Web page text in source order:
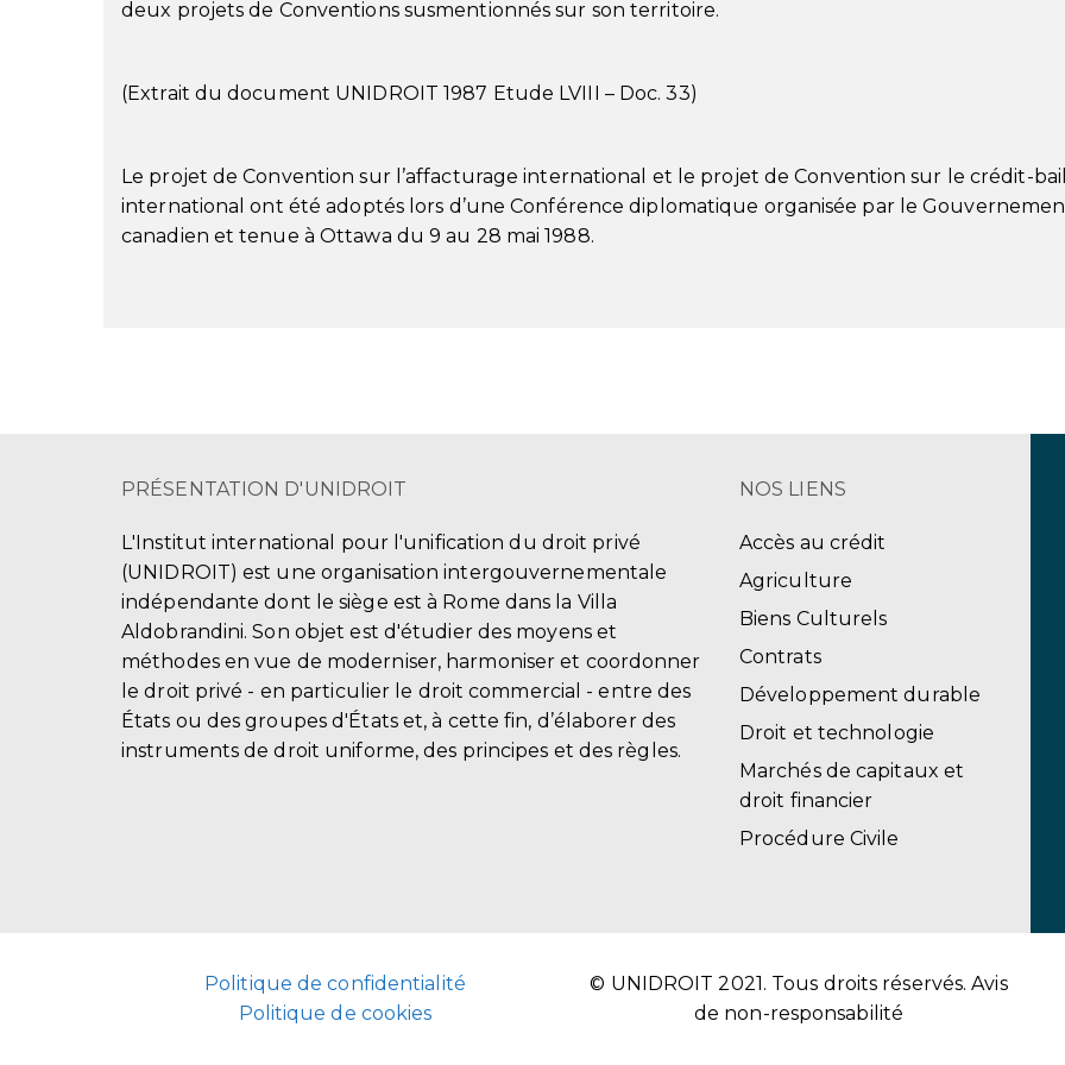
deux projets de Conventions susmentionnés sur son territoire.
(Extrait du document UNIDROIT 1987 Etude LVIII – Doc. 33)
Le projet de Convention sur l’affacturage international et le projet de Convention sur le crédit-bail
international ont été adoptés lors d’une Conférence diplomatique organisée par le
canadien et tenue à Ottawa du 9 au 28 mai 1988.
PRÉSENTATION D'UNIDROIT
L'Institut international pour l'unification du droit privé
(UNIDROIT) est une organisation intergouvernementale
indépendante dont le siège est à Rome dans la Villa
Aldobrandini. Son objet est d'étudier des moyens et
méthodes en vue de moderniser, harmoniser et coordonner
le droit privé - en particulier le droit commercial - entre des
États ou des groupes d'États et, à cette fin, d’élaborer des
instruments de droit uniforme, des principes et des règles.
NOS LIENS
Accès au crédit
Agriculture
Biens Culturels
Contrats
Développement durable
Droit et technologie
Marchés de capitaux et
droit financier
Procédure Civile
Politique de confidentialité
Politique de cookies
© UNIDROIT 2021. Tous droits réservés.Avis
de non-responsabilité